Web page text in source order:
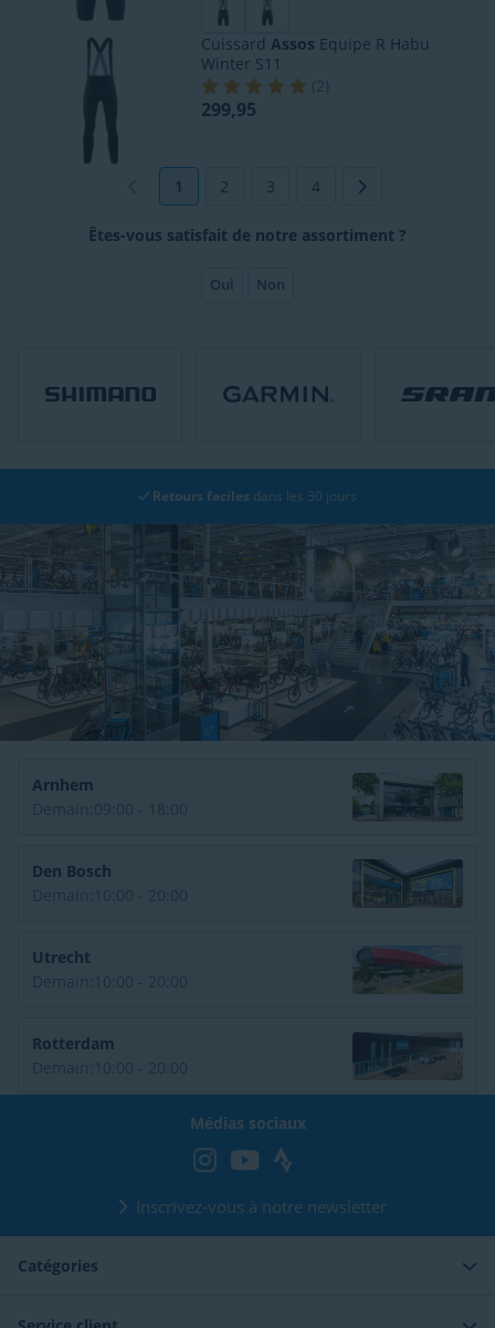
Cuissard Assos Equipe R Habu
Winter S11
(2
299,95
1 2 3 4
Êtes-vous satisfait de notre assortiment ?
Oui Non
Retours faciles dans les 30 jours
Arnhem
Den Bosch
Utrecht
Rotterdam
Médias sociaux
Inscrivez-vous à notre newsletter
Catégories